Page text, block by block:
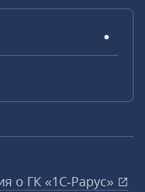
о ГК «1С‑Рарус»